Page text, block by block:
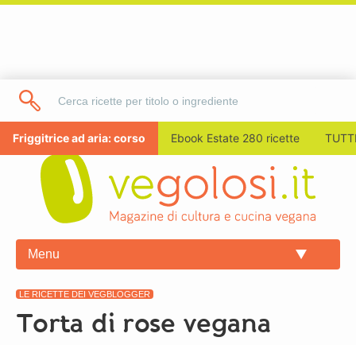
Friggitrice ad aria: corso Ebook Estate 280 ricette
Menu
LE RICETTE DEI VEGBLOGGER
Torta di rose vegana